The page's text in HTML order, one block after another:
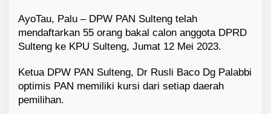
AyoTau, Palu – DPW PAN Sulteng telah
mendaftarkan 55 orang bakal calon anggota DPRD
Sulteng ke KPU Sulteng, Jumat 12 Mei 2023.
Ketua DPW PAN Sulteng, Dr Rusli Baco Dg Palabbi
optimis PAN memiliki kursi dari setiap daerah
pemilihan.